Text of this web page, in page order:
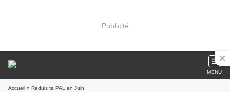
Publicité
MENU
Accueil » Réduis ta PAL en Juin